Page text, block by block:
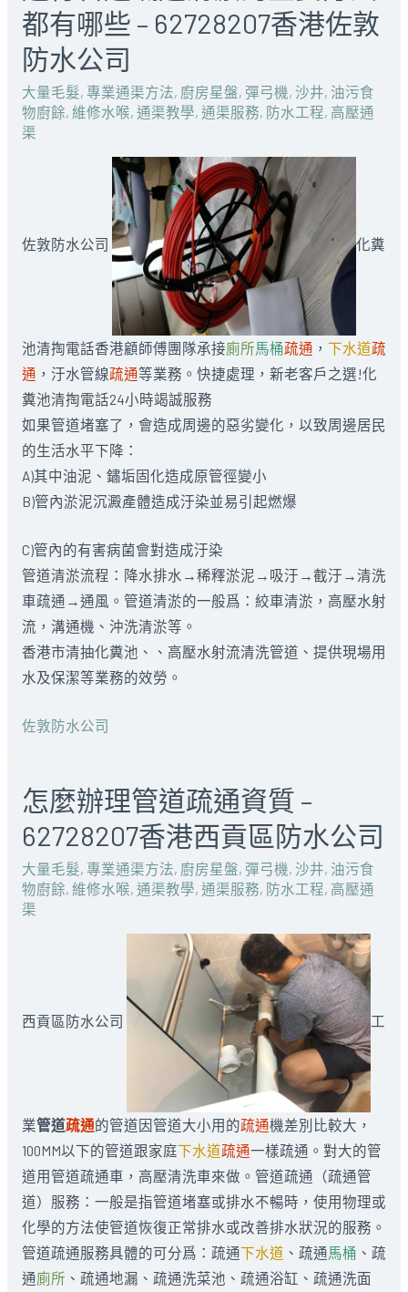
都有哪些 – 62728207香港佐敦
防水公司
大量毛髮, 專業通渠方法, 廚房星盤, 彈弓機, 沙井, 油污食
物廚餘, 維修水喉, 通渠教學, 通渠服務, 防水工程, 高壓通
渠
佐敦防水公司 化糞
池清掏電話香港顧師傅團隊承接廁所馬桶疏通 ， 下水道疏
通 ，汙水管線疏通等業務。快捷處理，新老客戶之選!化
糞池清掏電話24小時竭誠服務
如果管道堵塞了，會造成周邊的惡劣變化，以致周邊居民
的生活水平下降：
A)其中油泥、鏽垢固化造成原管徑變小
B)管內淤泥沉澱產體造成汙染並易引起燃爆
C)管內的有害病菌會對造成汙染
管道清淤流程：降水排水→稀釋淤泥→吸汙→截汙→清洗
車疏通→通風。管道清淤的一般爲：絞車清淤，高壓水射
流，溝通機、沖洗清淤等。
香港市清抽化糞池、、高壓水射流清洗管道、提供現場用
水及保潔等業務的效勞。
佐敦防水公司
怎麼辦理管道疏通資質 –
62728207香港西貢區防水公司
大量毛髮, 專業通渠方法, 廚房星盤, 彈弓機, 沙井, 油污食
物廚餘, 維修水喉, 通渠教學, 通渠服務, 防水工程, 高壓通
渠
西貢區防水公司 工
業管道疏通的管道因管道大小用的疏通機差別比較大，
100MM以下的管道跟家庭下水道疏通一樣疏通。對大的管
道用管道疏通車，高壓清洗車來做。管道疏通（疏通管
道）服務：一般是指管道堵塞或排水不暢時，使用物理或
化學的方法使管道恢復正常排水或改善排水狀況的服務。
管道疏通服務具體的可分爲：疏通下水道 、疏通馬桶 、疏
通廁所 、疏通地漏、疏通洗菜池、疏通浴缸、疏通洗面